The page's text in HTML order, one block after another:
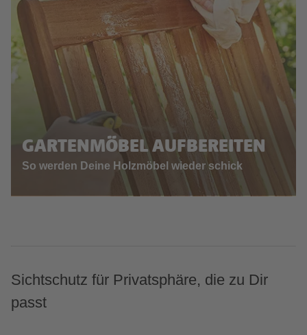
GARTENMÖBEL AUFBEREITEN
So werden Deine Holzmöbel wieder schick
Sichtschutz für Privatsphäre, die zu Dir
passt